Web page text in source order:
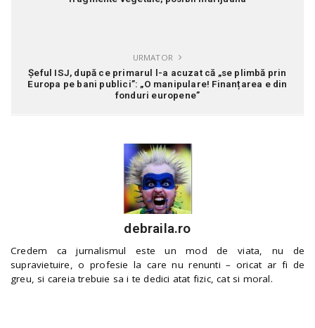
URMATOR
Șeful ISJ, după ce primarul l-a acuzat că „se plimbă prin
Europa pe bani publici”: „O manipulare! Finanțarea e din
fonduri europene”
debraila.ro
Credem ca jurnalismul este un mod de viata, nu de
supravietuire, o profesie la care nu renunti – oricat ar fi de
greu, si careia trebuie sa i te dedici atat fizic, cat si moral.